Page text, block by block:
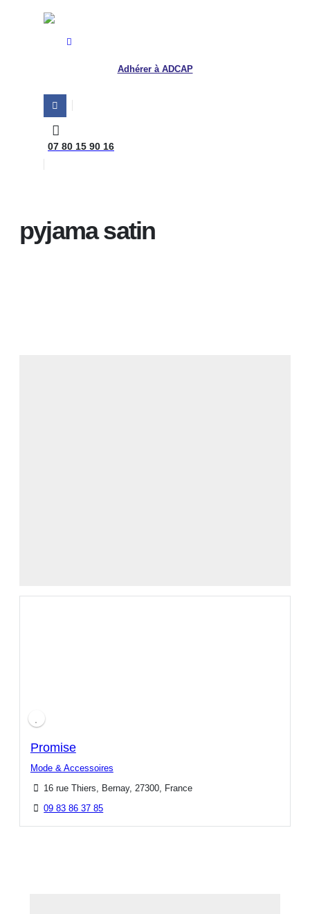
Adhérer à ADCAP
07 80 15 90 16
pyjama satin
Promise
Mode & Accessoires
16 rue Thiers, Bernay, 27300, France
09 83 86 37 85